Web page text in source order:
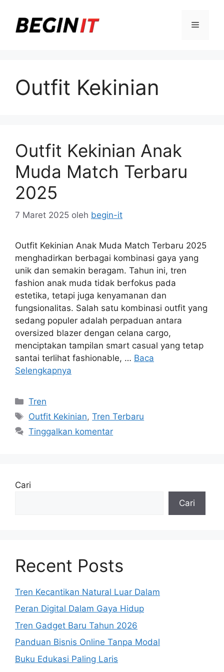
Menu
Outfit Kekinian
Outfit Kekinian Anak
Muda Match Terbaru
2025
7 Maret 2025 oleh begin-it
Outfit Kekinian Anak Muda Match Terbaru 2025
menghadirkan berbagai kombinasi gaya yang
unik dan semakin beragam. Tahun ini, tren
fashion anak muda tidak berfokus pada
estetika, tetapi juga kenyamanan dan
fungsionalitas. Salah satu kombinasi outfit yang
sedang populer adalah perpaduan antara
oversized blazer dengan celana cargo,
menciptakan tampilan smart casual yang tetap
santai terlihat fashionable, … Baca
Selengkapnya
Kategori
Tren
Tag
Outfit Kekinian,Tren Terbaru
Tinggalkan komentar
Cari
Cari
Recent Posts
Tren Kecantikan Natural Luar Dalam
Peran Digital Dalam Gaya Hidup
Tren Gadget Baru Tahun 2026
Panduan Bisnis Online Tanpa Modal
Buku Edukasi Paling Laris